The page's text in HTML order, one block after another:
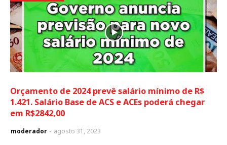
Orçamento de 2024 prevê salário mínimo de R$
1.421. Salário Base de ACS e ACEs poderá chegar
em R$2842,00
moderador agosto 31, 2023